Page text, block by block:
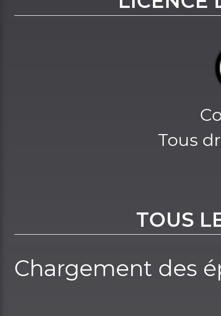
Tous
TOUS
Chargement des